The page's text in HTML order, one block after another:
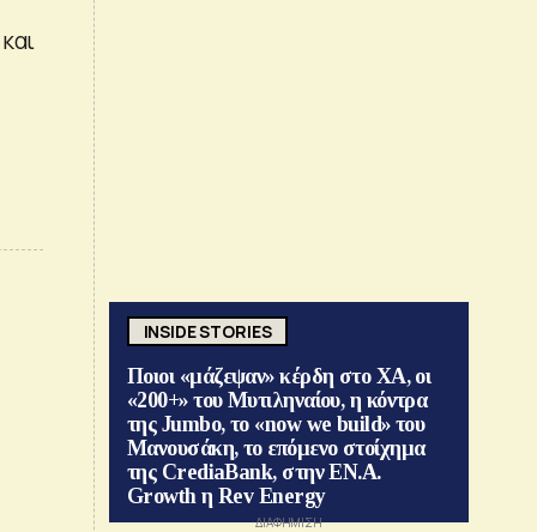
INSIDE STORIES
Ποιοι «μάζεψαν» κέρδη στο ΧΑ, οι
«200+» του Μυτιληναίου, η κόντρα
της Jumbo, το «now we build» του
Μανουσάκη, το επόμενο στοίχημα
της CrediaBank, στην ΕΝ.Α.
Growth η Rev Energy